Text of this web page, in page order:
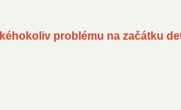
problému na začátku